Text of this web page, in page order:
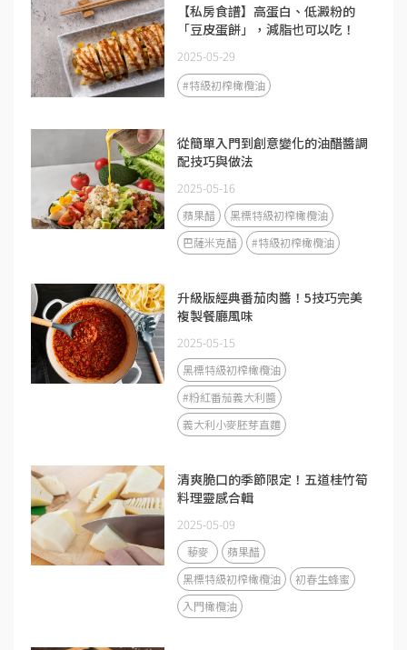
【私房食譜】高蛋白、低澱粉的
「豆皮蛋餅」，減脂也可以吃！
2025-05-29
#特級初榨橄欖油
從簡單入門到創意變化的油醋醬調
配技巧與做法
2025-05-16
蘋果醋
黑標特級初榨橄欖油
巴薩米克醋
#特級初榨橄欖油
升級版經典番茄肉醬！5技巧完美
複製餐廳風味
2025-05-15
黑標特級初榨橄欖油
#粉紅番茄義大利醬
義大利小麥胚芽直麵
清爽脆口的季節限定！五道桂竹筍
料理靈感合輯
2025-05-09
藜麥
蘋果醋
黑標特級初榨橄欖油
初春生蜂蜜
入門橄欖油